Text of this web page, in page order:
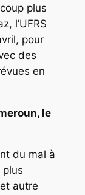
plus
l’UFRS
pour
des
en
le
du mal à
plus
autre